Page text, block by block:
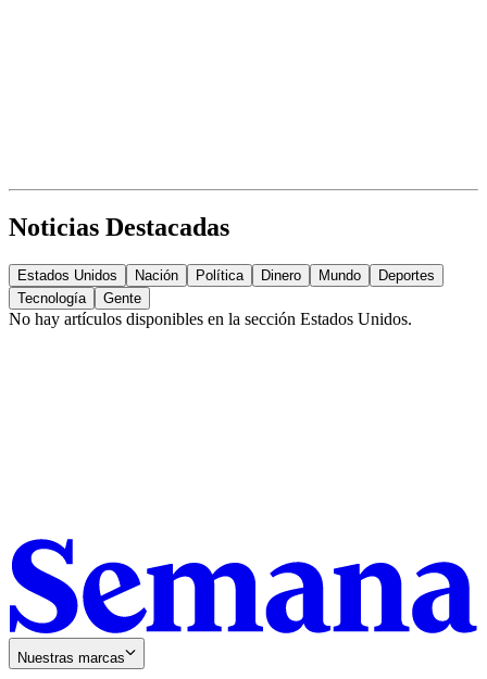
Noticias Destacadas
Estados Unidos Nación Política Dinero Mundo
Deportes
Tecnología
Gente
No hay artículos disponibles en la sección Estados Unidos.
Nuestras marcas